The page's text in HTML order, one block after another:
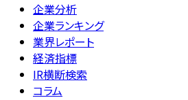
企業分析
企業ランキング
業界レポート
経済指標
IR横断検索
コラム